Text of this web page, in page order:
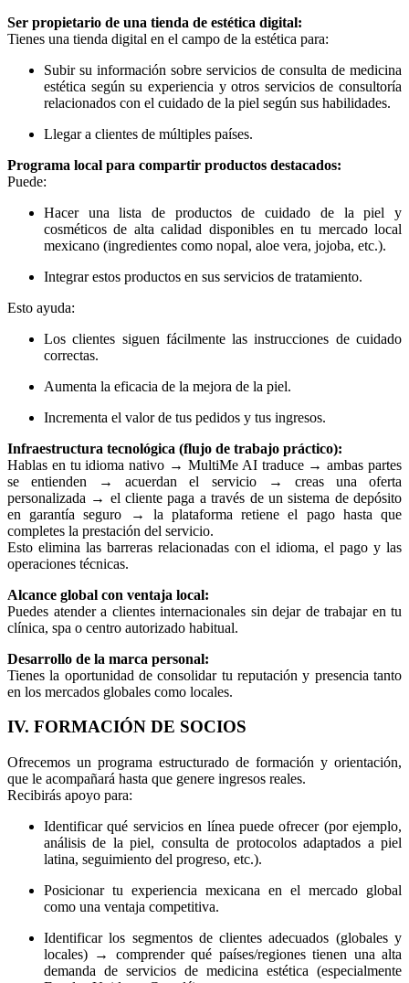
Ser propietario de una tienda de estética digital:
Tienes una tienda digital en el campo de la estética para:
Subir su información sobre servicios de consulta de medicina
estética según su experiencia y otros servicios de consultoría
relacionados con el cuidado de la piel según sus habilidades.
Llegar a clientes de múltiples países.
Programa local para compartir productos destacados:
Puede:
Hacer una lista de productos de cuidado de la piel y
cosméticos de alta calidad disponibles en tu mercado local
mexicano (ingredientes como nopal, aloe vera, jojoba, etc.).
Integrar estos productos en sus servicios de tratamiento.
Esto ayuda:
Los clientes siguen fácilmente las instrucciones de cuidado
correctas.
Aumenta la eficacia de la mejora de la piel.
Incrementa el valor de tus pedidos y tus ingresos.
Infraestructura tecnológica (flujo de trabajo práctico):
Hablas en tu idioma nativo → MultiMe AI traduce → ambas partes
se entienden → acuerdan el servicio → creas una oferta
personalizada → el cliente paga a través de un sistema de depósito
en garantía seguro → la plataforma retiene el pago hasta que
completes la prestación del servicio.
Esto elimina las barreras relacionadas con el idioma, el pago y las
operaciones técnicas.
Alcance global con ventaja local:
Puedes atender a clientes internacionales sin dejar de trabajar en tu
clínica, spa o centro autorizado habitual.
Desarrollo de la marca personal:
Tienes la oportunidad de consolidar tu reputación y presencia tanto
en los mercados globales como locales.
IV. FORMACIÓN DE SOCIOS
Ofrecemos un programa estructurado de formación y orientación,
que le acompañará hasta que genere ingresos reales.
Recibirás apoyo para:
Identificar qué servicios en línea puede ofrecer (por ejemplo,
análisis de la piel, consulta de protocolos adaptados a piel
latina, seguimiento del progreso, etc.).
Posicionar tu experiencia mexicana en el mercado global
como una ventaja competitiva.
Identificar los segmentos de clientes adecuados (globales y
locales) → comprender qué países/regiones tienen una alta
demanda de servicios de medicina estética (especialmente